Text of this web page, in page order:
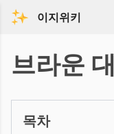
이지위키
브라운
목차